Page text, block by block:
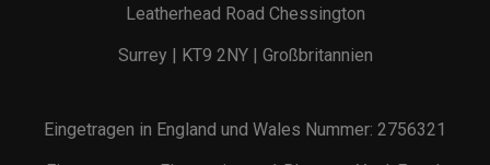
Leatherhead Road Chessington
Surrey | KT9 2NY | Großbritannien
Eingetragen in England und Wales Nummer: 2756321